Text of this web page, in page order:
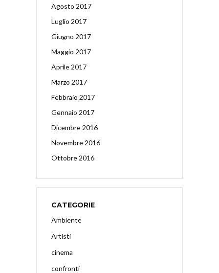
Agosto 2017
Luglio 2017
Giugno 2017
Maggio 2017
Aprile 2017
Marzo 2017
Febbraio 2017
Gennaio 2017
Dicembre 2016
Novembre 2016
Ottobre 2016
CATEGORIE
Ambiente
Artisti
cinema
confronti